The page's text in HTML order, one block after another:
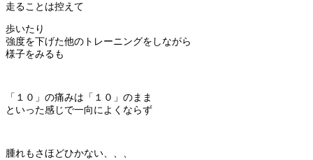
走ることは控えて
歩いたり
強度を下げた他のトレーニングをしながら
様子をみるも
「１０」の痛みは「１０」のまま
といった感じで一向によくならず
腫れもさほどひかない、、、